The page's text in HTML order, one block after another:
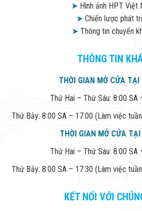
➤ Hình ảnh HPT Việt
➤Chiến lược phát
➤Thông tin chuyển
THÔNG TIN
THỜI GIAN MỞ CỬA TẠI
Thứ Hai – Thứ Sáu: 8:00 SA
Thứ Bảy: 8:00 SA – 17:00 (Làm việc
THỜI GIAN MỞ CỬA
Thứ Hai – Thứ Sáu: 8:00 SA
Thứ Bảy: 8:00 SA – 17:30 (Làm việc
KẾT NỐI VỚI